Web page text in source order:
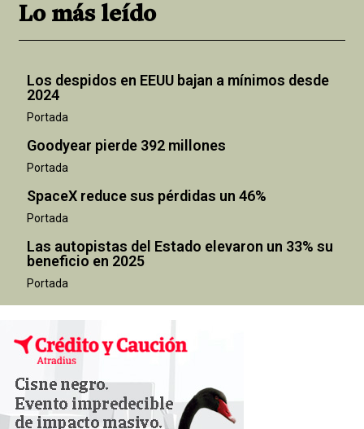
Lo más leído
Los despidos en EEUU bajan a mínimos desde
2024
Portada
Goodyear pierde 392 millones
Portada
SpaceX reduce sus pérdidas un 46%
Portada
Las autopistas del Estado elevaron un 33% su
beneficio en 2025
Portada